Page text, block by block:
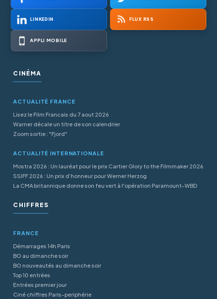
LINKEDIN FLUX RSS
APPLI MOBILE
CINÉMA
ACTUALITÉ FRANCE
Lisez le Film Francais du 7 aout 2026
Warner décale un titre de son calendrier
Zoom sortie : "Fjord"
ACTUALITÉ INTERNATIONALE
Mostra 2026 : Un lauréat pour le prix Cartier Glory to the Filmmaker 2026
SSIFF 2026 : Un prix d’honneur pour Werner Herzog
La CMA britannique donne son feu vert à l'opération Paramount-WBD
CHIFFRES
FRANCE
Démarrages 14h Paris
BO au dimanche soir
BO nouveautés au dimanche soir
Top 10 entrées
Entrées premier jour
Ciné chiffres Paris-periphérie